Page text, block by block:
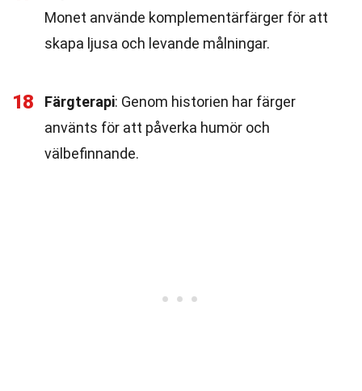
Monet använde komplementärfärger för att
skapa ljusa och levande målningar.
18 Färgterapi: Genom historien har färger
använts för att påverka humör och
välbefinnande.